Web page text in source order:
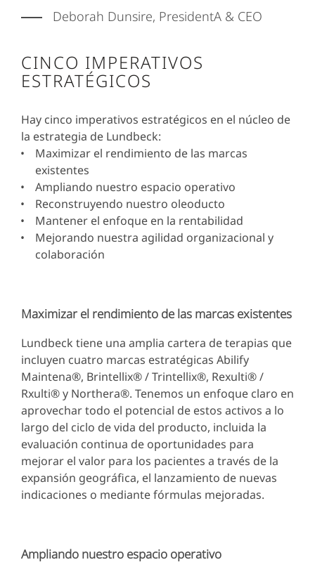
Deborah Dunsire, PresidentA & CEO
CINCO IMPERATIVOS
ESTRATÉGICOS
Hay cinco imperativos estratégicos en el núcleo de
la estrategia de Lundbeck:
Maximizar el rendimiento de las marcas
existentes
Ampliando nuestro espacio operativo
Reconstruyendo nuestro oleoducto
Mantener el enfoque en la rentabilidad
Mejorando nuestra agilidad organizacional y
colaboración
Maximizar el rendimiento de las marcas existentes
Lundbeck tiene una amplia cartera de terapias que
incluyen cuatro marcas estratégicas Abilify
Maintena®, Brintellix® / Trintellix®, Rexulti® /
Rxulti® y Northera®. Tenemos un enfoque claro en
aprovechar todo el potencial de estos activos a lo
largo del ciclo de vida del producto, incluida la
evaluación continua de oportunidades para
mejorar el valor para los pacientes a través de la
expansión geográfica, el lanzamiento de nuevas
indicaciones o mediante fórmulas mejoradas.
Ampliando nuestro espacio operativo